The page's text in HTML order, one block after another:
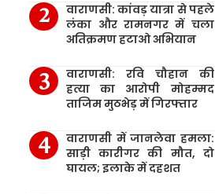
वाराणसी: कांवड़ यात्रा से पहले
लंका और रामनगर में चला
अतिक्रमण हटाओ अभियान
वाराणसी: रवि चौहान की
हत्या का आरोपी मोहम्मद
ताजिम मुठभेड़ में गिरफ्तार
वाराणसी में जानलेवा हमला:
साड़ी कारीगर की मौत, दो
घायल; इलाके में दहशत